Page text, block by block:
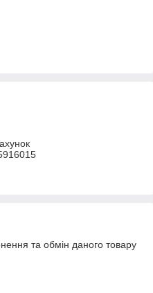
та обмін даного товару